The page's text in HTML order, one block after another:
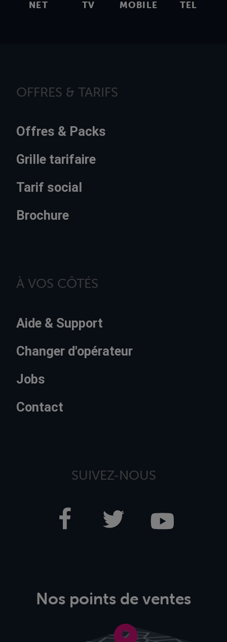
NET TV MOBILE TEL
OFFRES & TARIFS
Offres & Packs
Grille tarifaire
Tarif social
Brochure
À VOS CÔTÉS
Aide & Support
Changer d'opérateur
Jobs
Contact
SUIVEZ-NOUS
Nos points de ventes